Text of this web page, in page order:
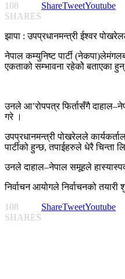
108
SHARES
ShareTweetYoutube
झापा : उपप्रधानमन्त्री ईश्वर
नेपाल कम्युनिष्ट पार्टी
एकताको सम्भावना रहेकोे बताएका
उनले आ’रोपपत्र फिर्तासँगै
गरे ।
उपप्रधानमन्त्री पोखरेलले
पार्टीको हुन्छ, तपाईहरुले धेरै चिन्ता
उनले दाहाल–नेपाल समूहले हास्यास्पद
निर्वाचन आयोगले निर्वाचनको
108
SHARES
ShareTweetYoutube